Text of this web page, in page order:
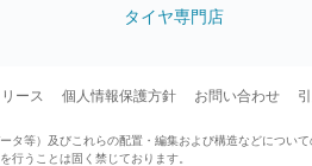
タイヤ専門店
ース 個人情報保護方針 お問い合わせ
タ等）及びこれらの配置・編集および構造などについ
行うことは固く禁じております。